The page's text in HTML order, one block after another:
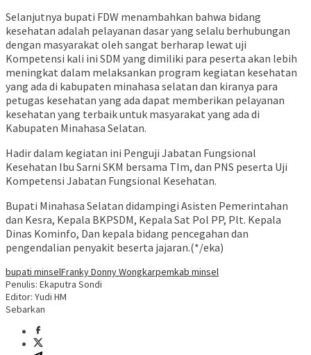
Selanjutnya bupati FDW menambahkan bahwa bidang
kesehatan adalah pelayanan dasar yang selalu berhubungan
dengan masyarakat oleh sangat berharap lewat uji
Kompetensi kali ini SDM yang dimiliki para peserta akan lebih
meningkat dalam melaksankan program kegiatan kesehatan
yang ada di kabupaten minahasa selatan dan kiranya para
petugas kesehatan yang ada dapat memberikan pelayanan
kesehatan yang terbaik untuk masyarakat yang ada di
Kabupaten Minahasa Selatan.
Hadir dalam kegiatan ini Penguji Jabatan Fungsional
Kesehatan Ibu Sarni SKM bersama TIm, dan PNS peserta Uji
Kompetensi Jabatan Fungsional Kesehatan.
Bupati Minahasa Selatan didampingi Asisten Pemerintahan
dan Kesra, Kepala BKPSDM, Kepala Sat Pol PP, Plt. Kepala
Dinas Kominfo, Dan kepala bidang pencegahan dan
pengendalian penyakit beserta jajaran.(*/eka)
bupati minselFranky Donny Wongkarpemkab minsel
Penulis: Ekaputra Sondi
Editor: Yudi HM
Sebarkan